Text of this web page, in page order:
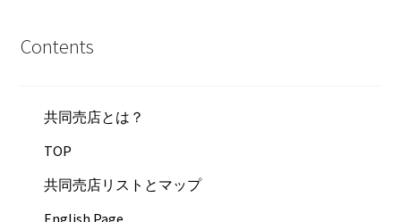
Contents
共同売店とは？
TOP
共同売店リストとマップ
English Page